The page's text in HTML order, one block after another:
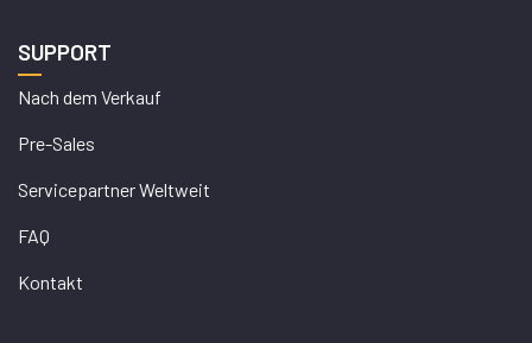
SUPPORT
Nach dem Verkauf
Pre-Sales
Servicepartner Weltweit
FAQ
Kontakt